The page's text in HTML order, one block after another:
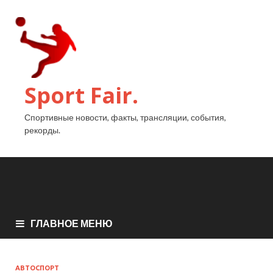
Sport Fair.
Спортивные новости, факты, трансляции, события,
рекорды.
ГЛАВНОЕ МЕНЮ
АВТОСПОРТ